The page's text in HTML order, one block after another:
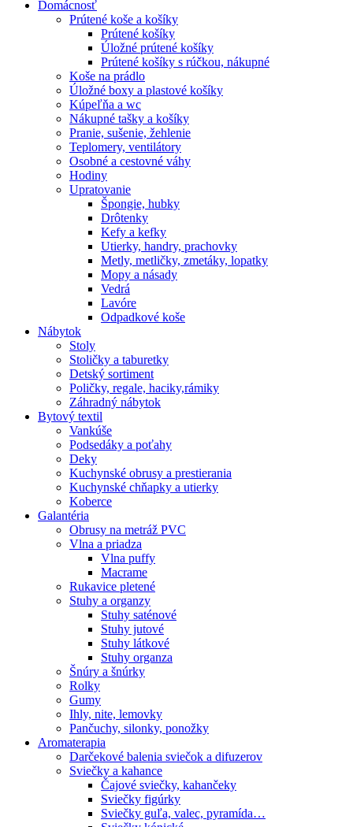
Domácnosť
Prútené koše a košíky
Prútené košíky
Úložné prútené košíky
Prútené košíky s rúčkou, nákupné
Koše na prádlo
Úložné boxy a plastové košíky
Kúpeľňa a wc
Nákupné tašky a košíky
Pranie, sušenie, žehlenie
Teplomery, ventilátory
Osobné a cestovné váhy
Hodiny
Upratovanie
Špongie, hubky
Drôtenky
Kefy a kefky
Utierky, handry, prachovky
Metly, metličky, zmetáky, lopatky
Mopy a násady
Vedrá
Lavóre
Odpadkové koše
Nábytok
Stoly
Stoličky a taburetky
Detský sortiment
Poličky, regale, haciky,rámiky
Záhradný nábytok
Bytový textil
Vankúše
Podsedáky a poťahy
Deky
Kuchynské obrusy a prestierania
Kuchynské chňapky a utierky
Koberce
Galantéria
Obrusy na metráž PVC
Vlna a priadza
Vlna puffy
Macrame
Rukavice pletené
Stuhy a organzy
Stuhy saténové
Stuhy jutové
Stuhy látkové
Stuhy organza
Šnúry a šnúrky
Rolky
Gumy
Ihly, nite, lemovky
Pančuchy, silonky, ponožky
Aromaterapia
Darčekové balenia sviečok a difuzerov
Sviečky a kahance
Čajové sviečky, kahančeky
Sviečky figúrky
Sviečky guľa, valec, pyramída…